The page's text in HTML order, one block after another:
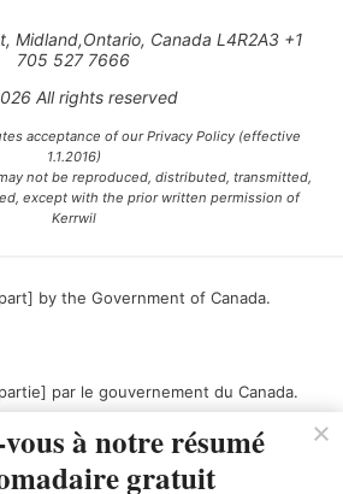
Midland,Ontario, Canada L4R2A3 +1
705 527 7666
All rights reserved
acceptance of our Privacy Policy (effective
1.1.2016)
not be reproduced, distributed, transmitted,
except with the prior written permission of
Kerrwil
by the Government of Canada.
par le gouvernement du Canada.
à notre résumé
gratuit